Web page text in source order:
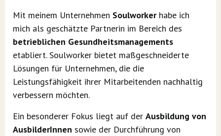
Mit meinem Unternehmen Soulworkerhabe ich
mich als geschätzte Partnerin im Bereich des
betrieblichen Gesundheitsmanagements
etabliert. Soulworker bietet maßgeschneiderte
Lösungen für Unternehmen, die die
Leistungsfähigkeit ihrer Mitarbeitenden nachhaltig
verbessern möchten.
Ein besonderer Fokus liegt auf der Ausbildung von
AusbilderInnen sowie der Durchführung von